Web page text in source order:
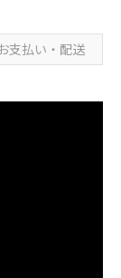
支払い・配送